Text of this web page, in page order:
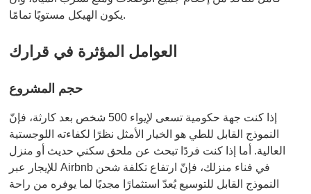
يكون الهيكل مستويًا تمامًا.
العوامل المؤثرة في قرارك
حجم المشروع
إذا كنت جهة حكومية تسعى لإيواء 500 شخص بعد كارثة، فإنّ
النموذج القابل للطي هو الخيار الأمثل نظرًا لكفاءته اللوجستية
العالية. أما إذا كنت فردًا تبحث عن ملحق سكني حديث أو منزل
للإيجار عبر Airbnb في فناء منزلك، فإنّ ارتفاع تكلفة شحن
النموذج القابل للتوسيع يُعدّ استثمارًا مجديًا لما يوفره من راحة